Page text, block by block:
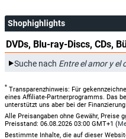
Shophighlights
DVDs, Blu-ray-Discs, CDs,
Suche nach Entre el amor y el
* Transparenzhinweis: Für
eines Affiliate-Partnerprogramms. Das
unterstützt uns aber bei der
Alle Preisangaben ohne Gewähr, Preise
Preisstand: 06.08.2026 03:00 GMT+1 (
Bestimmte Inhalte, die auf dieser